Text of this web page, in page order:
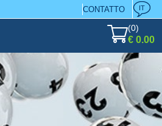
CONTATTO IT
(0)
€ 0.00